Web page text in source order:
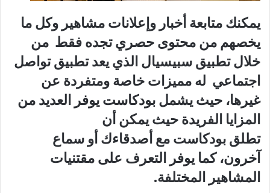
يمكنك متابعة أخبار وإعلانات مشاهير وكل ما
يخصهم منمحتوى حصريتجده فقط من
خلال تطبيق سبيسيال الذي يعدتطبيق تواصل
اجتماعي له مميزات خاصة ومتفردة عن
غيرها، حيث يشمل بودكاست يوفر العديد من
المزايا الفريدة حيث يمكن أن
تطلقبودكاستمع أصدقاءك أو سماع
آخرون، كما يوفر التعرف علىمقتنيات
المشاهير المختلفة.